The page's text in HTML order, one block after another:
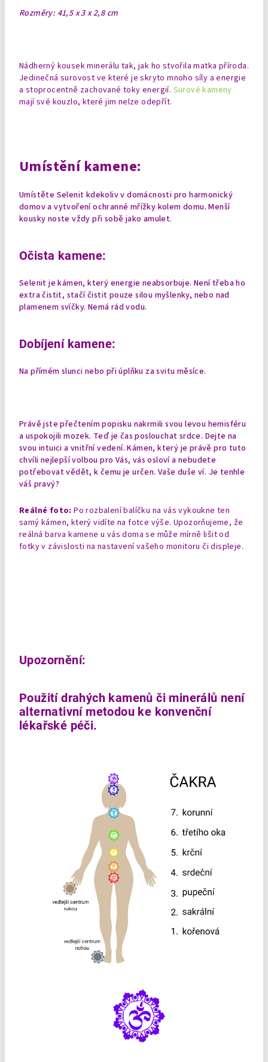
Rozměry: 41,5 x 3 x 2,8 cm
Nádherný kousek minerálu tak, jak ho stvořila matka příroda.
Jedinečná surovost ve které je skryto mnoho síly a energie
a stoprocentně zachované toky energií. Surové kameny
mají své kouzlo, které jim nelze odepřít.
Umístění kamene:
Umístěte Selenit kdekoliv v domácnosti pro harmonický
domov a vytvoření ochranné mřížky kolem domu.Menší
kousky noste vždy při sobě jako amulet.
Očista kamene:
Selenit je kámen, který energie neabsorbuje. Není třeba ho
extra čistit, stačí čistit pouze silou myšlenky, nebo nad
plamenem svíčky. Nemá rád vodu.
Dobíjení kamene:
Na přímém slunci nebo při úplňku za svitu měsíce.
Právě jste přečtením popisku nakrmili svou levou hemisféru
a uspokojili mozek. Teď je čas poslouchat srdce. Dejte na
svou intuici a vnitřní vedení. Kámen, který je právě pro tuto
chvíli nejlepší volbou pro Vás, vás osloví a nebudete
potřebovat vědět, k čemu je určen. Vaše duše ví. Je tenhle
váš pravý?
Reálné foto: Po rozbalení balíčku na vás vykoukne ten
samý kámen, který vidíte na fotce výše. Upozorňujeme, že
reálná barva kamene u vás doma se může mírně lišit od
fotky v závislosti na nastavení vašeho monitoru či displeje.
Upozornění:
Použití drahých kamenů či minerálů není
alternativní metodou ke konvenční
lékařské péči.